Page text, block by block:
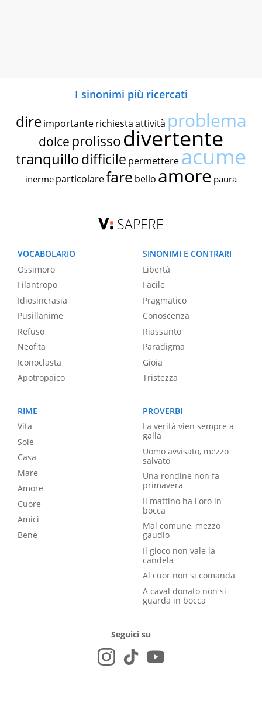
I sinonimi più ricercati
dire importante richiestaattività problema
dolce prolissodivertente
tranquillodifficile permettereacume
inerme particolarefare bello amore paura
SAPERE
VOCABOLARIO
Ossimoro
Filantropo
Idiosincrasia
Pusillanime
Refuso
Neofita
Iconoclasta
Apotropaico
SINONIMI E CONTRARI
Libertà
Facile
Pragmatico
Conoscenza
Riassunto
Paradigma
Gioia
Tristezza
RIME
Vita
Sole
Casa
Mare
Amore
Cuore
Amici
Bene
PROVERBI
La verità vien sempre a
galla
Uomo avvisato, mezzo
salvato
Una rondine non fa
primavera
Il mattino ha l'oro in
bocca
Mal comune, mezzo
gaudio
Il gioco non vale la
candela
Al cuor non si comanda
A caval donato non si
guarda in bocca
Seguici su